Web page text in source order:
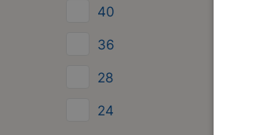
40
36
28
24